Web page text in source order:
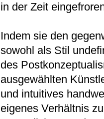
in der Zeit
Indem sie den
sowohl als Stil
des
ausgewählten
und intuitives
eigenes Verhältnis